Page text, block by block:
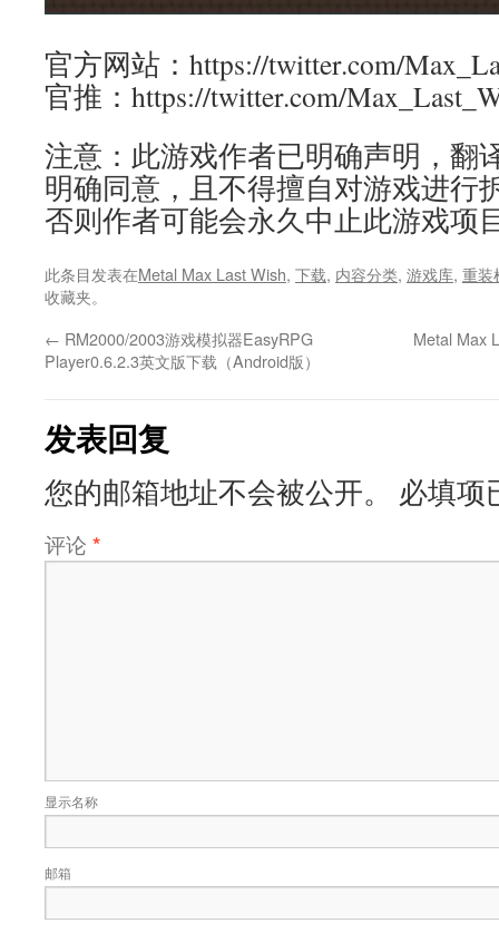
官方网站：https://twitter.com/
官推：https://twitter.com/
注意：此游戏作者已明确声明，翻
明确同意，且不得擅自对游戏进行
否则作者可能会永久中止此游戏项
此条目发表在Metal Max Last Wish, 下载, 内容分类, 游戏库, 重装
收藏夹。
← RM2000/2003游戏模拟器EasyRPG
Player0.6.2.3英文版下载（Android版）
Metal Max
发表回复
您的邮箱地址不会被公开。 必填项
评论 *
显示名称
邮箱